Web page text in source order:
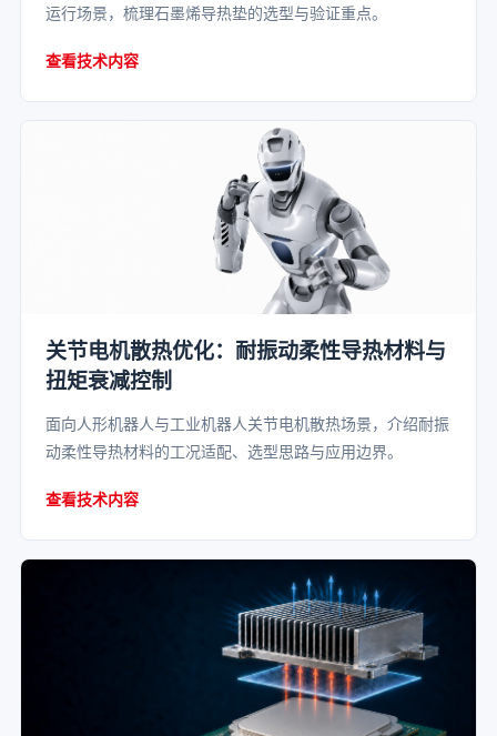
运行场景，梳理石墨烯导热垫的选型与验证重点。
查看技术内容
关节电机散热优化：耐振动柔性导热材料与
扭矩衰减控制
面向人形机器人与工业机器人关节电机散热场景，介绍耐振
动柔性导热材料的工况适配、选型思路与应用边界。
查看技术内容